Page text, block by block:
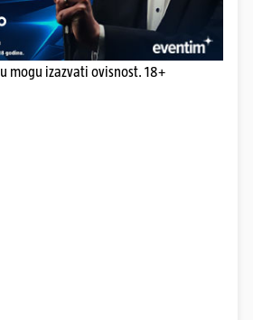
mogu izazvati ovisnost. 18+